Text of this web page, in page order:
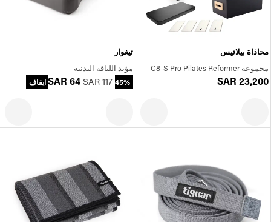
محاذاة بيلاتيس
مجموعة C8-S Pro Pilates Reformer
SAR 23,200
تيغوار
مؤيد اللياقة البدنية
SAR 64 SAR 117 45% ايقاف